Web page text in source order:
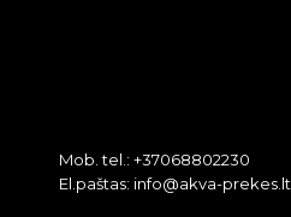
Mob. tel.: +37068802230
El.paštas: info@akva-prekes.lt